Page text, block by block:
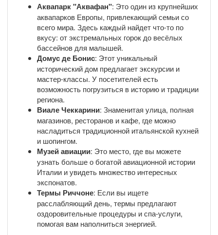
Аквапарк "Аквафан": Это один из крупнейших
аквапарков Европы, привлекающий семьи со
всего мира. Здесь каждый найдет что-то по
вкусу: от экстремальных горок до весёлых
бассейнов для малышей.
Домус де Бонис: Этот уникальный
исторический дом предлагает экскурсии и
мастер-классы. У посетителей есть
возможность погрузиться в историю и традиции
региона.
Виале Чеккарини: Знаменитая улица, полная
магазинов, ресторанов и кафе, где можно
насладиться традиционной итальянской кухней
и шопингом.
Музей авиации: Это место, где вы можете
узнать больше о богатой авиационной истории
Италии и увидеть множество интересных
экспонатов.
Термы Риччоне: Если вы ищете
расслабляющий день, термы предлагают
оздоровительные процедуры и спа-услуги,
помогая вам наполниться энергией.